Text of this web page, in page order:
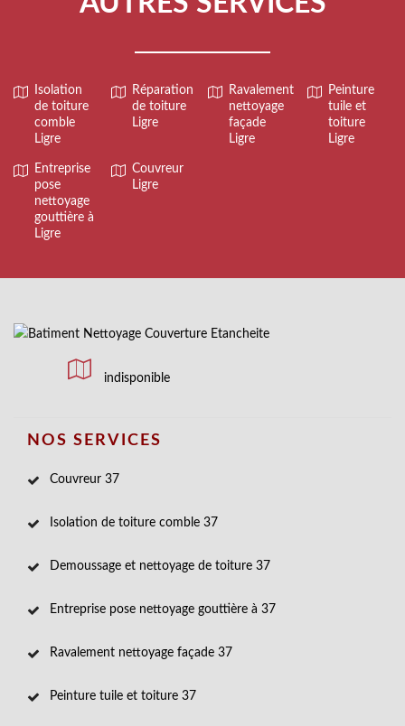
Isolation
de toiture
comble
Ligre
Réparation
de toiture
Ligre
Ravalement
nettoyage
façade
Ligre
Peinture
tuile et
toiture
Ligre
Entreprise
pose
nettoyage
gouttière à
Ligre
Couvreur
Ligre
indisponible
NOS SERVICES
Couvreur 37
Isolation de toiture comble 37
Demoussage et nettoyage de toiture 37
Entreprise pose nettoyage gouttière à 37
Ravalement nettoyage façade 37
Peinture tuile et toiture 37